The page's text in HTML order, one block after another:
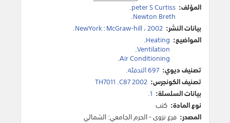
المؤلف: peter S Curtiss
.
Newton Breth
.
بيانات النشر:
NewYork:McGraw-hill،2002
.
المواضيع: Heating
.
Ventilation
.
Air Conditioning
.
تصنيف ديوي: 697 التدفئة.
تصنيف الكونجرس: TH7011 .C87 2002
بيانات السلسلة: 1.
نوع المادة: كتب
المصدر: فرع نزوى - الحرم الجامعي: الشمالي